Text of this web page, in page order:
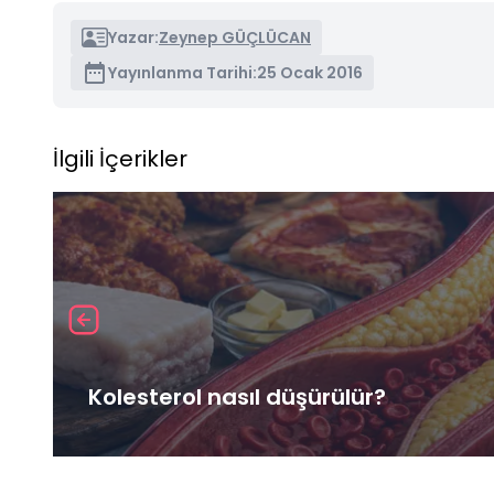
Yazar:Zeynep GÜÇLÜCAN
Yayınlanma Tarihi:25 Ocak 2016
İlgili İçerikler
Kolesterol nasıl düşürülür?